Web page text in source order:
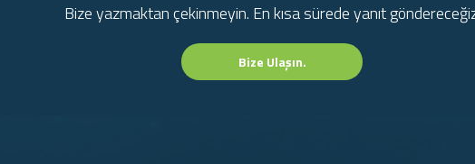
Bize yazmaktan çekinmeyin. En kısa sürede yanıt
Bize Ulaşın.